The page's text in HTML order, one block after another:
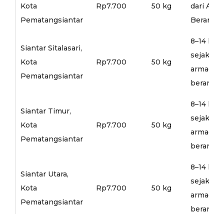
Kota
Pematangsiantar
Rp7.700 50 kg
dari
Siantar Sitalasari,
Kota
Pematangsiantar
Rp7.700 50 kg
8–14 hari
sejak
armada
Siantar Timur,
Kota
Pematangsiantar
Rp7.700 50 kg
8–14 hari
sejak
armada
Siantar Utara,
Kota
Pematangsiantar
Rp7.700 50 kg
8–14 hari
sejak
armada